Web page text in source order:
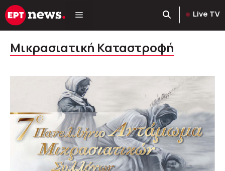
Μετάβαση
σε
Live TV
Μικρασιατική Καταστροφή